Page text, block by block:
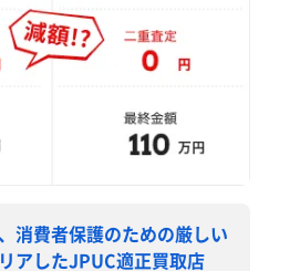
消費者保護のための厳しい
アしたJPUC適正買取店